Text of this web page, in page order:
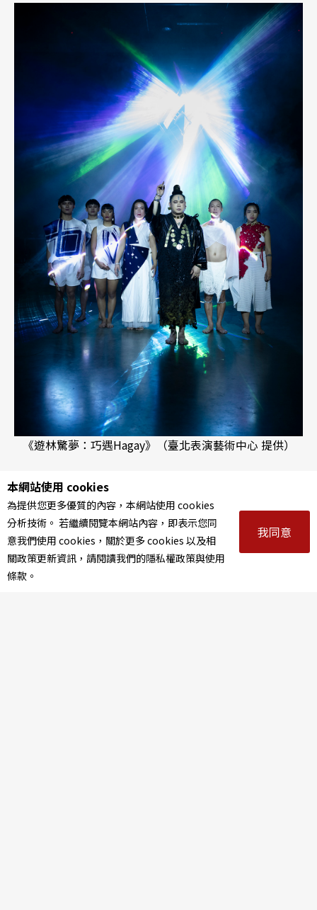
《遊林驚夢：巧遇Hagay》（臺北表演藝術中心 提供）
這也讓他重新思考《Hagay》當年被封存的意義。
面對年輕藝術家早已大方談論性別與身分議題的今
日，他反問自己：「我那麼早就在談這些事情，為
什麼後來反而不敢往前走？」《遊林驚夢：巧遇Ha
本網站使用 cookies
為提供您更多優質的內容，本網站使用 cookies
分析技術。 若繼續閱覽本網站內容，即表示您同
意我們使用 cookies，關於更多 cookies 以及相
關政策更新資訊，請閱讀我們的隱私權政策與使用
條款。
我同意